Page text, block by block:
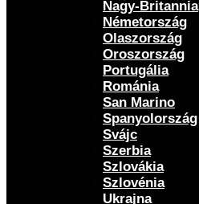
Nagy-Britannia
Németország
Olaszország
Oroszország
Portugália
Románia
San Marino
Spanyolország
Svájc
Szerbia
Szlovákia
Szlovénia
Ukrajna